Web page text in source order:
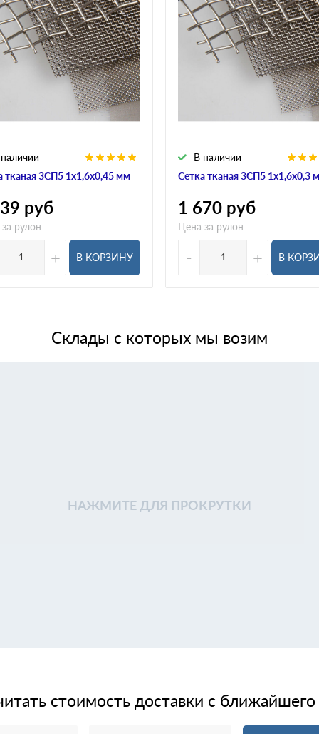
тканая 3СП5 1х1,6х0,45 мм
руб
рулон
+ В КОРЗИНУ
Сетка тканая 3СП5 1х1,6х0,3
В наличии
1 670 руб
Цена за рулон
- + В
Склады с которых мы возим
НАЖМИТЕ ДЛЯ ПРОКРУТКИ
стоимость доставки с ближайшего